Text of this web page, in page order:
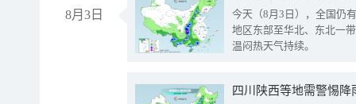
8月3日
今天（8月3日），全国仍
地区东部至华北、东北一
温闷热天气持续。